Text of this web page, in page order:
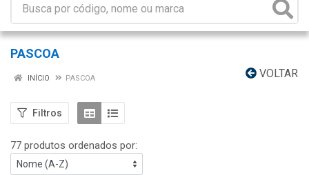
PASCOA
VOLTAR
INÍCIO PASCOA
Filtros
77 produtos ordenados por: